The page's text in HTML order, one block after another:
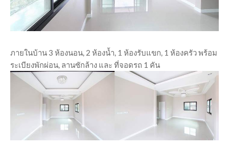
ภายในบ้าน 3 ห้องนอน, 2 ห้องน้ำ, 1 ห้องรับแขก, 1 ห้องครัว พร้อม
ระเบียงพักผ่อน, ลานซักล้าง และ ที่จอดรถ 1 คัน